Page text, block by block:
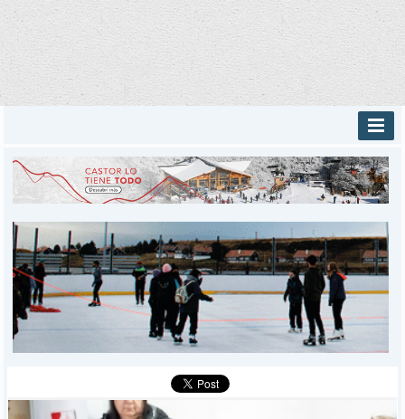
INICIO
PROVINCIALES
DEPORTES
POLICIALES
I-DIARIO
MÁS
BÚSQUEDA